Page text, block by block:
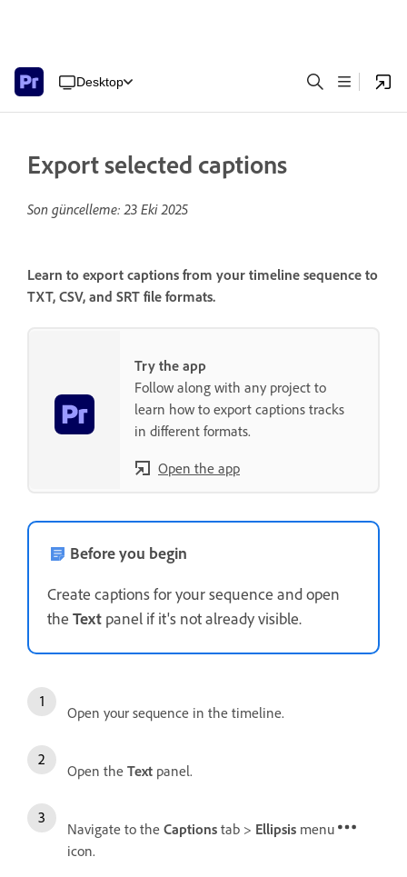
Desktop
Export selected captions
Son güncelleme:23 Eki 2025
Learn to export captions from your timeline sequence to
TXT, CSV, and SRT file formats.
Try the app
Follow along with any project to
learn how to export captions tracks
in different formats.
Open the app
Before you begin
Create captions for your sequence and open
the Text panel if it's not already visible.
Open your sequence in the timeline.
Open the Text panel.
Navigate to the Captions tab > Ellipsis menu
icon.